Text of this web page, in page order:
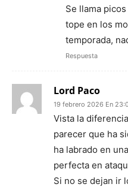
Se llama
tope en los
temporada,
Respuesta
Lord Paco
19 febrero 2026 En
Vista la
parecer que ha
ha labrado en
perfecta en
Si no se dejan ir